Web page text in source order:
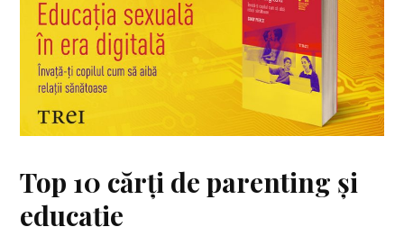
Top 10 cărți de parenting și
educație